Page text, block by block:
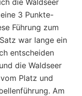
die Waldseer
3 Punkte-
Führung zum
war lange ein
entscheiden
die Waldseer
Platz und
Am